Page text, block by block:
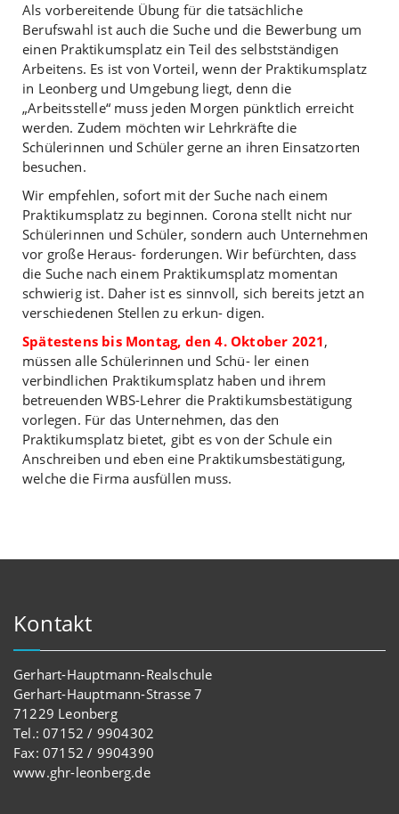
Als vorbereitende Übung für die tatsächliche
Berufswahl ist auch die Suche und die Bewerbung um
einen Praktikumsplatz ein Teil des selbstständigen
Arbeitens. Es ist von Vorteil, wenn der Praktikumsplatz
in Leonberg und Umgebung liegt, denn die
„Arbeitsstelle“ muss jeden Morgen pünktlich erreicht
werden. Zudem möchten wir Lehrkräfte die
Schülerinnen und Schüler gerne an ihren Einsatzorten
besuchen.
Wir empfehlen, sofort mit der Suche nach einem
Praktikumsplatz zu beginnen. Corona stellt nicht nur
Schülerinnen und Schüler, sondern auch Unternehmen
vor große Heraus- forderungen. Wir befürchten, dass
die Suche nach einem Praktikumsplatz momentan
schwierig ist. Daher ist es sinnvoll, sich bereits jetzt an
verschiedenen Stellen zu erkun- digen.
Spätestens bis Montag, den 4. Oktober 2021,
müssen alle Schülerinnen und Schü- ler einen
verbindlichen Praktikumsplatz haben und ihrem
betreuenden WBS-Lehrer die Praktikumsbestätigung
vorlegen. Für das Unternehmen, das den
Praktikumsplatz bietet, gibt es von der Schule ein
Anschreiben und eben eine Praktikumsbestätigung,
welche die Firma ausfüllen muss.
Kontakt
Gerhart-Hauptmann-Realschule
Gerhart-Hauptmann-Strasse 7
71229 Leonberg
Tel.: 07152 / 9904302
Fax: 07152 / 9904390
www.ghr-leonberg.de